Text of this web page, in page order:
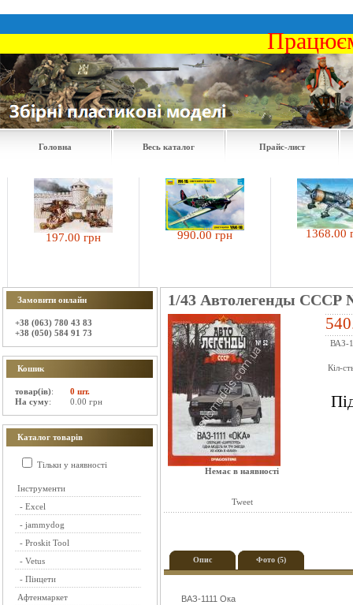
Головна Весь каталог Прайс-лист
197.00 грн 990.00 грн 1368.00 грн
Замовити онлайн
+38 (063) 780 43 83
+38 (050) 584 91 73
Кошик
товар(ів):
0 шт.
На суму: 0.00 грн
Каталог товарів
Тільки у наявності
Інструменти
- Excel
- jammydog
- Proskit Tool
- Vetus
- Пінцети
Афтенмаркет
1/43 Автолегенды СССР
Немає в наявності
Tweet
ВАЗ-
Кіл-
Опис Фото (5)
ВАЗ-1111 Ока